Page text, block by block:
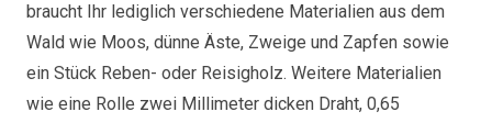
braucht Ihr lediglich verschiedene Materialien aus dem
Wald wie Moos, dünne Äste, Zweige und Zapfen sowie
ein Stück Reben- oder Reisigholz. Weitere Materialien
wie eine Rolle zwei Millimeter dicken Draht, 0,65